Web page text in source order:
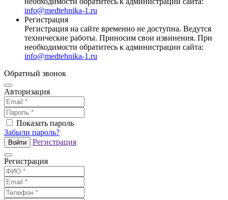
info@medtehnika-1.ru
Регистрация
Регистрация на сайте временно не доступна. Ведутся
технические работы. Приносим свои извинения. При
необходимости обратитесь к администрации сайта:
info@medtehnika-1.ru
Обратный звонок
Авторизация
Показать пароль
Забыли пароль?
Войти Регистрация
Регистрация